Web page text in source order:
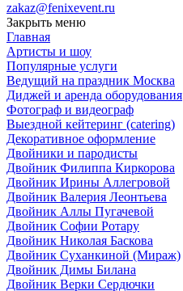
zakaz@fenixevent.ru
Закрыть меню
Главная
Артисты и шоу
Популярные услуги
Ведущий на праздник Москва
Диджей и аренда оборудования
Фотограф и видеограф
Выездной кейтеринг (catering)
Декоративное оформление
Двойники и пародисты
Двойник Филиппа Киркорова
Двойник Ирины Аллегровой
Двойник Валерия Леонтьева
Двойник Аллы Пугачевой
Двойник Софии Ротару
Двойник Николая Баскова
Двойник Суханкиной (Мираж)
Двойник Димы Билана
Двойник Верки Сердючки